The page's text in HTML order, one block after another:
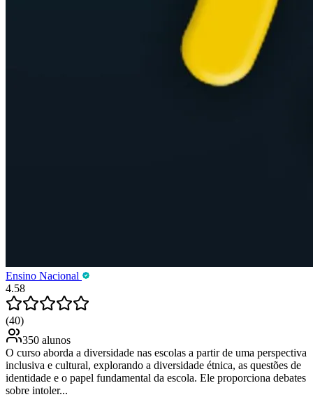
Ensino Nacional
4.58
(40)
350 alunos
O curso aborda a diversidade nas escolas a partir de uma perspectiva
inclusiva e cultural, explorando a diversidade étnica, as questões de
identidade e o papel fundamental da escola. Ele proporciona debates
sobre intoler...